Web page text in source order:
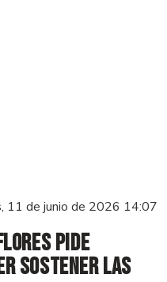
11 de junio de 2026 14:07
pide
sostener las